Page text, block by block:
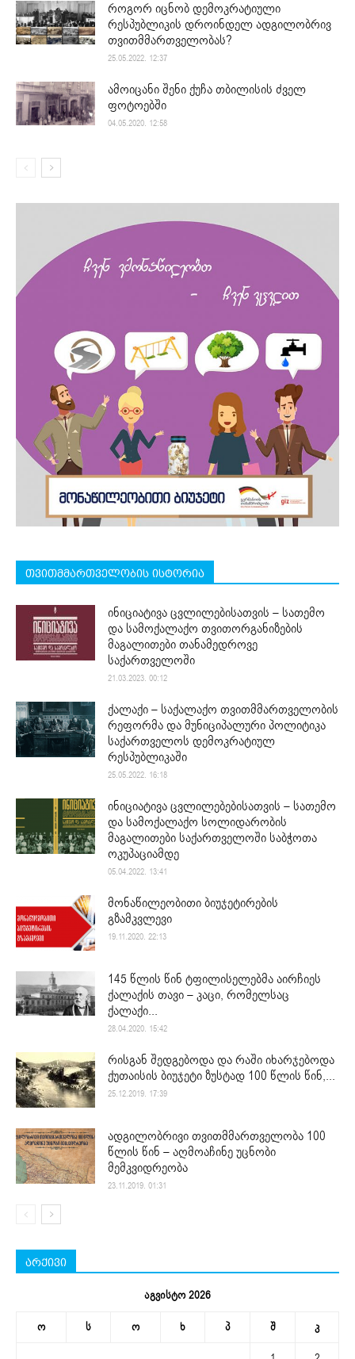
როგორ იცნობ დემოკრატიული
რესპუბლიკის დროინდელ ადგილობრივ
თვითმმართველობას?
25.05.2022. 12:37
ამოიცანი შენი ქუჩა თბილისის ძველ
ფოტოებში
04.05.2020. 12:58
თვითმმართველობის ისტორია
ინიციატივა ცვლილებისათვის – სათემო
და სამოქალაქო თვითორგანიზების
მაგალითები თანამედროვე
საქართველოში
21.03.2023. 00:12
ქალაქი – საქალაქო თვითმმართველობის
რეფორმა და მუნიციპალური პოლიტიკა
საქართველოს დემოკრატიულ
რესპუბლიკაში
25.05.2022. 16:18
ინიციატივა ცვლილებებისათვის – სათემო
და სამოქალაქო სოლიდარობის
მაგალითები საქართველოში საბჭოთა
ოკუპაციამდე
05.04.2022. 13:41
მონაწილეობითი ბიუჯეტირების
გზამკვლევი
19.11.2020. 22:13
145 წლის წინ ტფილისელებმა აირჩიეს
ქალაქის თავი – კაცი, რომელსაც
ქალაქი...
28.04.2020. 15:42
რისგან შედგებოდა და რაში იხარჯებოდა
ქუთაისის ბიუჯეტი ზუსტად 100 წლის წინ,...
25.12.2019. 17:39
ადგილობრივი თვითმმართველობა 100
წლის წინ – აღმოაჩინე უცნობი
მემკვიდრეობა
23.11.2019. 01:31
არქივი
აგვისტო 2026
ო ს ო ხ პ შ კ